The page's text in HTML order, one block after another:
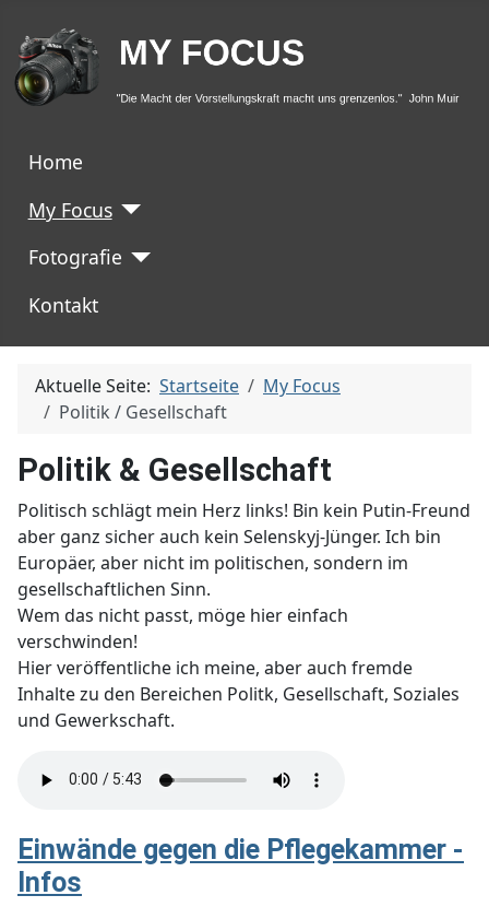
Home
My Focus
Fotografie
Kontakt
Aktuelle Seite: Startseite
My Focus
Politik / Gesellschaft
Politik & Gesellschaft
Politisch schlägt mein Herz links! Bin kein Putin-Freund
aber ganz sicher auch kein Selenskyj-Jünger. Ich bin
Europäer, aber nicht im politischen, sondern im
gesellschaftlichen Sinn.
Wem das nicht passt, möge hier einfach
verschwinden!
Hier veröffentliche ich meine, aber auch fremde
Inhalte zu den Bereichen Politk, Gesellschaft, Soziales
und Gewerkschaft.
Einwände gegen die Pflegekammer -
Infos